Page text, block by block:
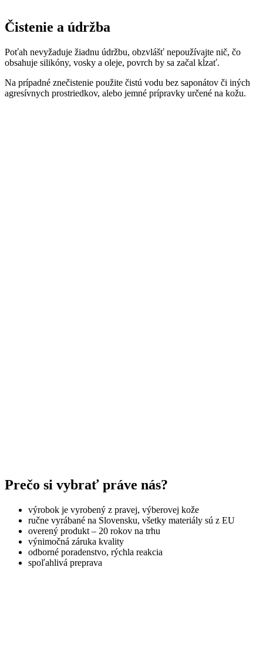
Čistenie a údržba
Poťah nevyžaduje žiadnu údržbu, obzvlášť nepoužívajte nič, čo
obsahuje silikóny, vosky a oleje, povrch by sa začal kĺzať.
Na prípadné znečistenie použite čistú vodu bez saponátov či iných
agresívnych prostriedkov, alebo jemné prípravky určené na kožu.
Prečo si vybrať práve nás?
výrobok je vyrobený z pravej, výberovej kože
ručne vyrábané na Slovensku, všetky materiály sú z EU
overený produkt – 20 rokov na trhu
výnimočná záruka kvality
odborné poradenstvo, rýchla reakcia
spoľahlivá preprava